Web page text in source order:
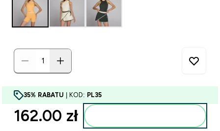
35% RABATU | KOD: PL35
162.00 zł‎